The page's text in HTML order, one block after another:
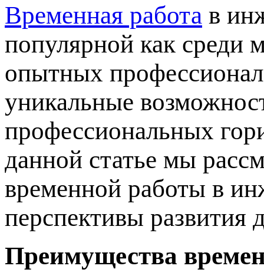
Временная работа в
популярной как среди
опытных
уникальные
профессиональных
данной статье мы
временной работы в
перспективы развития
Преимущества